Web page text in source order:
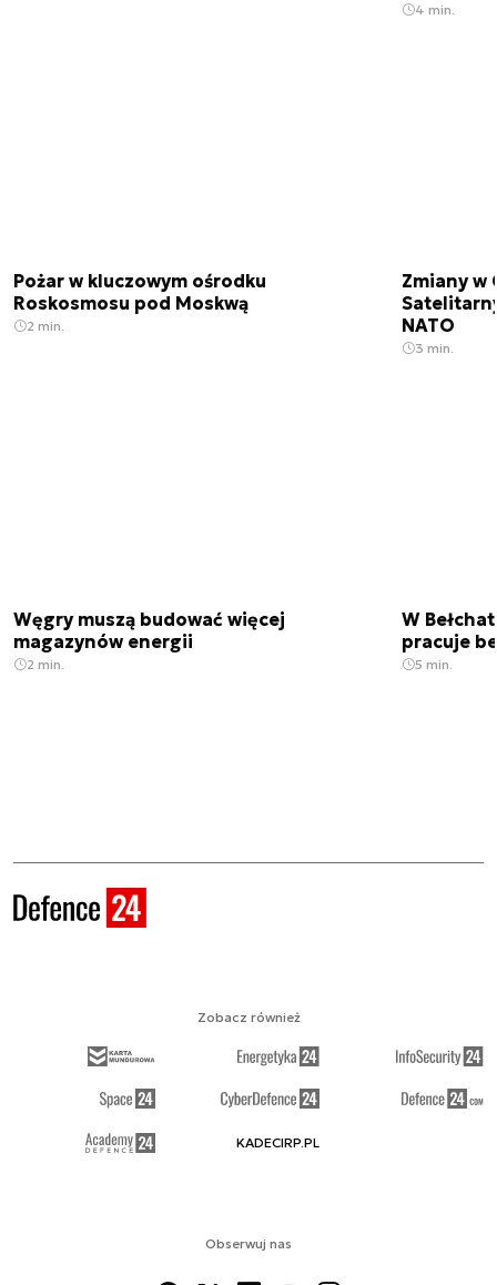
4 min.
Pożar w kluczowym ośrodku
Roskosmosu pod Moskwą
2 min.
Zmiany w
NATO
3 min.
Węgry muszą budować więcej
magazynów energii
2 min.
W
pracuje
5 min.
Obserwuj nas
Zobacz również
KADECIRP.PL